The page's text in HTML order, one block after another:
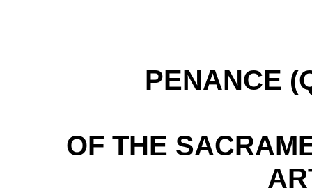
PENANCE
OF THE